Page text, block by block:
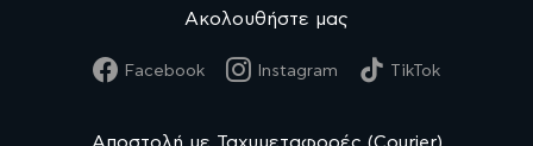
Ακολουθήστε μας
Facebook Instagram TikTok